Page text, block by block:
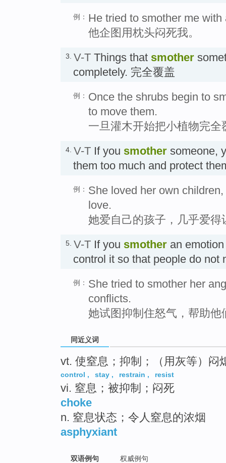
例： He tried to smother me with
他企图用枕头闷死我。
3. V-T Things that smother
completely. 完全覆盖
例： Once the shrubs begin to
to move them.
一旦灌木开始把小植物完
4. V-T If you smother someone,
them too much and protect
例： She loved her own
love.
她爱自己的孩子，几乎爱得
5. V-T If you smother an
control it so that people do not
例： She tried to smother her
conflicts.
她试图抑制住怒气，帮助他
同近义词
vt. 使窒息；抑制；（用灰等）闷
control , stay , restrain , resist
vi. 窒息；被抑制；闷死
choke
n. 窒息状态；令人窒息的浓烟
asphyxiant
双语例句 权威例句